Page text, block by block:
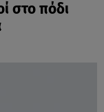
στο πόδι